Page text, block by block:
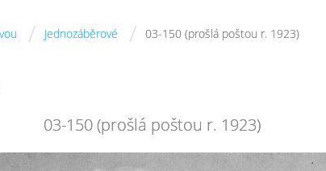
/ Jednozáběrové / 03-150 (prošlá poštou r. 1923)
03-150 (prošlá poštou r. 1923)